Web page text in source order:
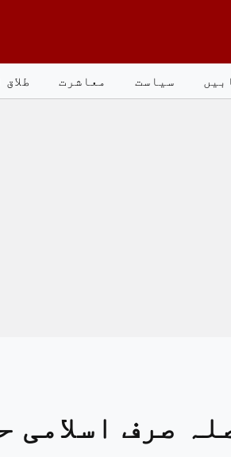
سیاست معاشرت
صرف اسلامی